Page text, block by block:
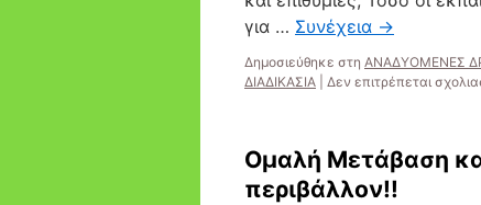
για … Συνέχεια →
Δημοσιεύθηκε στη ΑΝΑΔΥΟΜΕΝΕΣ
ΔΙΑΔΙΚΑΣΙΑ
Δεν επιτρέπεται
Ομαλή Μετάβαση
περιβάλλον!!